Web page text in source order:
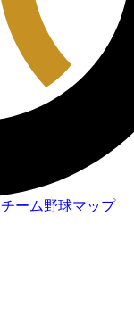
チーム野球マップ